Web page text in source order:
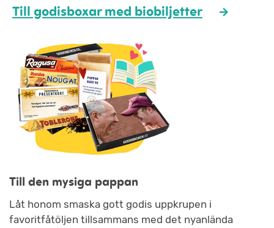
Till godisboxar med biobiljetter
Till den mysiga pappan
Låt honom smaska gott godis uppkrupen i
favoritfåtöljen tillsammans med det nyanlända